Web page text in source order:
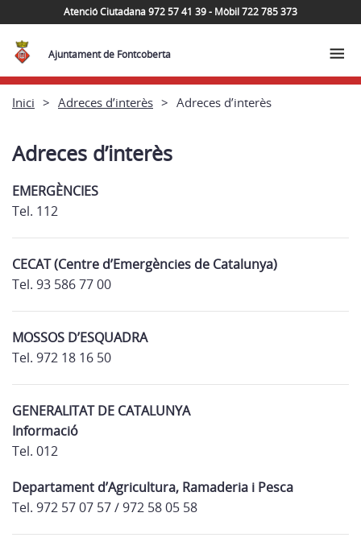
Atenció Ciutadana 972 57 41 39 - Mòbil 722 785 373
Ajuntament de Fontcoberta
Inici Adreces d’interès Adreces d’interès
Adreces d’interès
EMERGÈNCIES
Tel. 112
CECAT (Centre d’Emergències de Catalunya)
Tel. 93 586 77 00
MOSSOS D’ESQUADRA
Tel. 972 18 16 50
GENERALITAT DE CATALUNYA
Informació
Tel. 012
Departament d’Agricultura, Ramaderia i Pesca
Tel. 972 57 07 57 / 972 58 05 58